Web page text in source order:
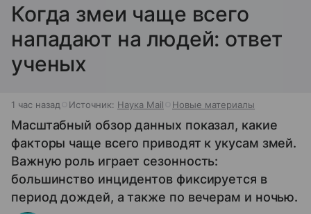
Когда змеи чаще всего
нападают на людей: ответ
ученых
1 час назад Источник: Наука Mail Новые материалы
Масштабный обзор данных показал, какие
факторы чаще всего приводят к укусам змей.
Важную роль играет сезонность:
большинство инцидентов фиксируется в
период дождей, а также по вечерам и ночью.